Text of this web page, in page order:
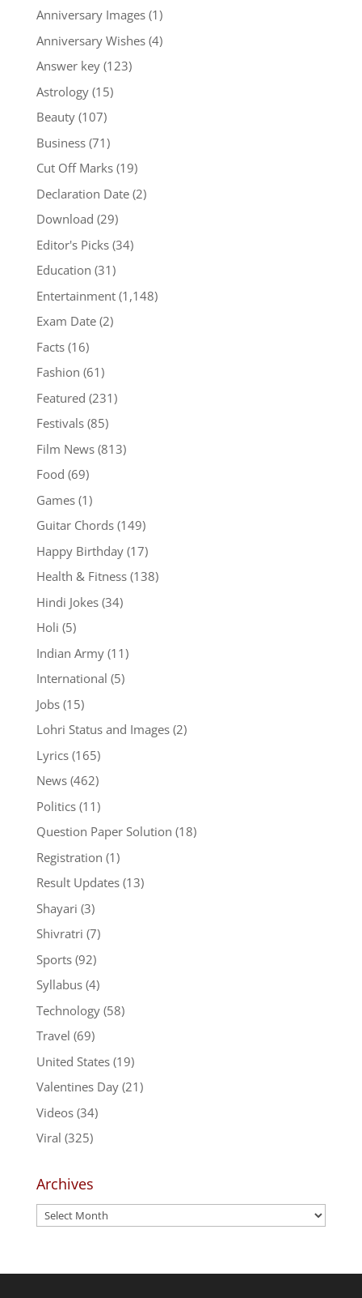
Anniversary Images(1)
Anniversary Wishes(4)
Answer key(123)
Astrology(15)
Beauty(107)
Business(71)
Cut Off Marks(19)
Declaration Date(2)
Download (29)
Editor's Picks(34)
Education (31)
Entertainment(1,148)
Exam Date(2)
Facts(16)
Fashion (61)
Featured (231)
Festivals(85)
Film News(813)
Food (69)
Games(1)
Guitar Chords(149)
Happy Birthday(17)
Health & Fitness(138)
Hindi Jokes(34)
Holi (5)
Indian Army(11)
International (5)
Jobs(15)
Lohri Status and Images(2)
Lyrics(165)
News(462)
Politics(11)
Question Paper Solution (18)
Registration (1)
Result Updates(13)
Shayari (3)
Shivratri (7)
Sports(92)
Syllabus(4)
Technology(58)
Travel (69)
United States(19)
Valentines Day(21)
Videos(34)
Viral (325)
Archives
Archives